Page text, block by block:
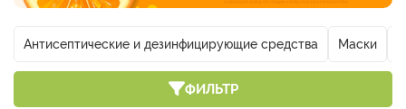
Антисептические и дезинфицирующие средства Маски
ФИЛЬТР